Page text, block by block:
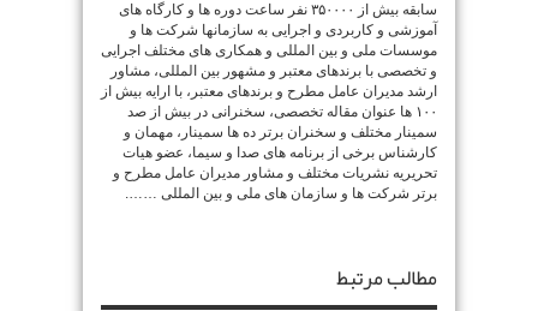
سابقه بیش از ۳۵۰۰۰۰ نفر ساعت دوره ها و کارگاه های
آموزشی و کاربردی و اجرایی به سازمانها شرکت ها و
موسسات ملی و بین المللی و همکاری های مختلف اجرایی
و تخصصی با برندهای معتبر و مشهور بین المللی، مشاور
ارشد مدیران عامل مطرح و برندهای معتبر، با ارایه بیش از
۱۰۰ ها عنوان مقاله تخصصی، سخنرانی در بیش از صد
سمینار مختلف و سخنران برتر ده ها سمینار، مهمان و
کارشناس برخی از برنامه های صدا و سیما، عضو هیات
تحریریه نشریات مختلف و مشاور مدیران عامل مطرح و
برتر شرکت ها و سازمان های ملی و بین المللی …….
مطالب مرتبط